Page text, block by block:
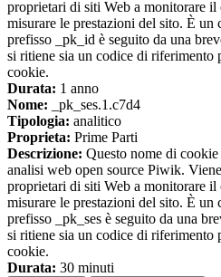
proprietari di siti Web a monitorare
misurare le prestazioni del sito. È
prefisso _pk_id è seguito da una
si ritiene sia un codice di riferimento
cookie.
Durata: 1 anno
Nome: _pk_ses.1.c7d4
Tipologia: analitico
Proprieta: Prime Parti
Descrizione: Questo nome di
analisi web open source Piwik.
proprietari di siti Web a monitorare
misurare le prestazioni del sito. È
prefisso _pk_ses è seguito da una
si ritiene sia un codice di riferimento
cookie.
Durata: 30 minuti